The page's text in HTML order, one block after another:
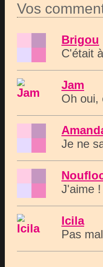
Vos
Brigou
C'était
Jam
Oh oui,
Je ne
J'aime !
Icila
Pas